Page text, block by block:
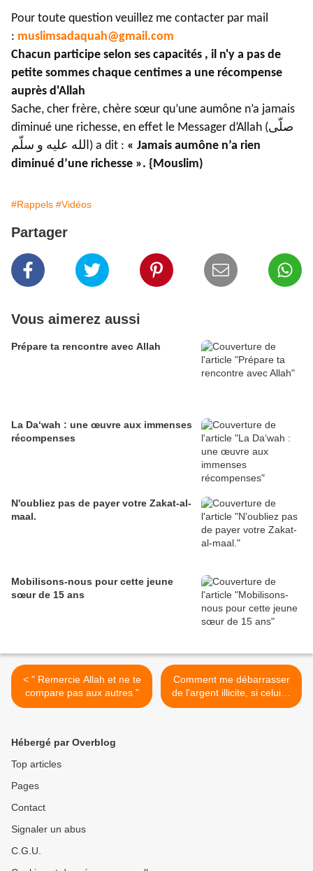
Pour toute question veuillez me contacter par mail
: muslimsadaquah@gmail.com
Chacun participe selon ses capacités , il n'y a pas de
petite sommes chaque centimes a une récompense
auprès d'Allah
Sache, cher frère, chère sœur qu’une aumône n’a jamais
diminué une richesse, en effet le Messager d’Allah (صلّى
الله عليه و سلّم) a dit : « Jamais aumône n’a rien
diminué d’une richesse ». {Mouslim)
#Rappels #Vidéos
Partager
Vous aimerez aussi
Prépare ta rencontre avec Allah
La Da‘wah : une œuvre aux immenses
récompenses
N'oubliez pas de payer votre Zakat-al-
maal.
Mobilisons-nous pour cette jeune
sœur de 15 ans
< " Remercie Allah et ne te
compare pas aux autres "
Comment me débarrasser
de l'argent illicite, si celui-ci
s'est mélangé à mon argent
Hébergé par Overblog
Top articles
Pages
Contact
Signaler un abus
C.G.U.